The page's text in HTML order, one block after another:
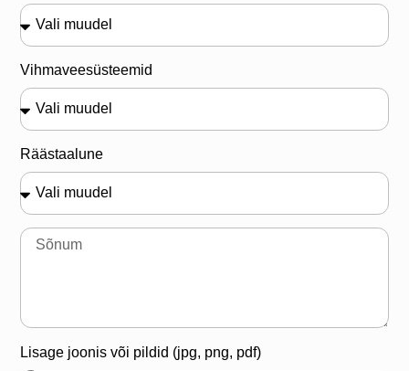
Vihmaveesüsteemid
Räästaalune
Lisage joonis või pildid (jpg, png, pdf)